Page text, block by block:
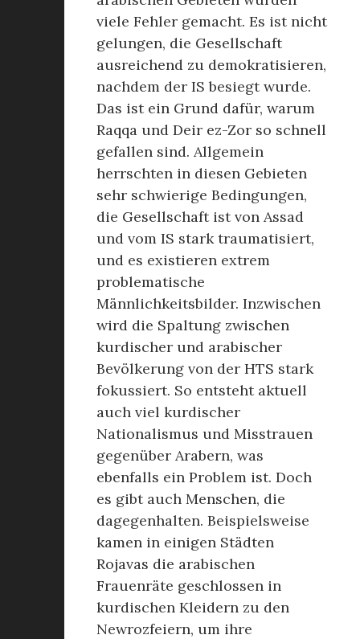
viele Fehler gemacht. Es ist nicht
gelungen, die Gesellschaft
ausreichend zu demokratisieren,
nachdem der IS besiegt wurde.
Das ist ein Grund dafür, warum
Raqqa und Deir ez-Zor so schnell
gefallen sind. Allgemein
herrschten in diesen Gebieten
sehr schwierige Bedingungen,
die Gesellschaft ist von Assad
und vom IS stark traumatisiert,
und es existieren extrem
problematische
Männlichkeitsbilder. Inzwischen
wird die Spaltung zwischen
kurdischer und arabischer
Bevölkerung von der HTS stark
fokussiert. So entsteht aktuell
auch viel kurdischer
Nationalismus und Misstrauen
gegenüber Arabern, was
ebenfalls ein Problem ist. Doch
es gibt auch Menschen, die
dagegenhalten. Beispielsweise
kamen in einigen Städten
Rojavas die arabischen
Frauenräte geschlossen in
kurdischen Kleidern zu den
Newrozfeiern, um ihre